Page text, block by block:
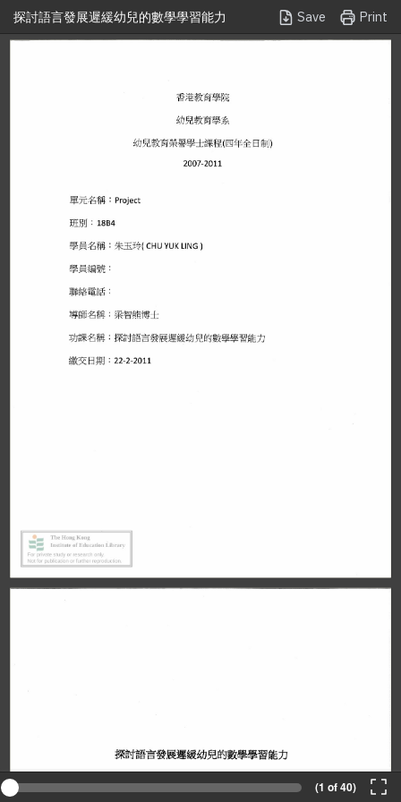
探討語言發展遲緩幼兒的數學學習能力 Save Print
(1 of 40)